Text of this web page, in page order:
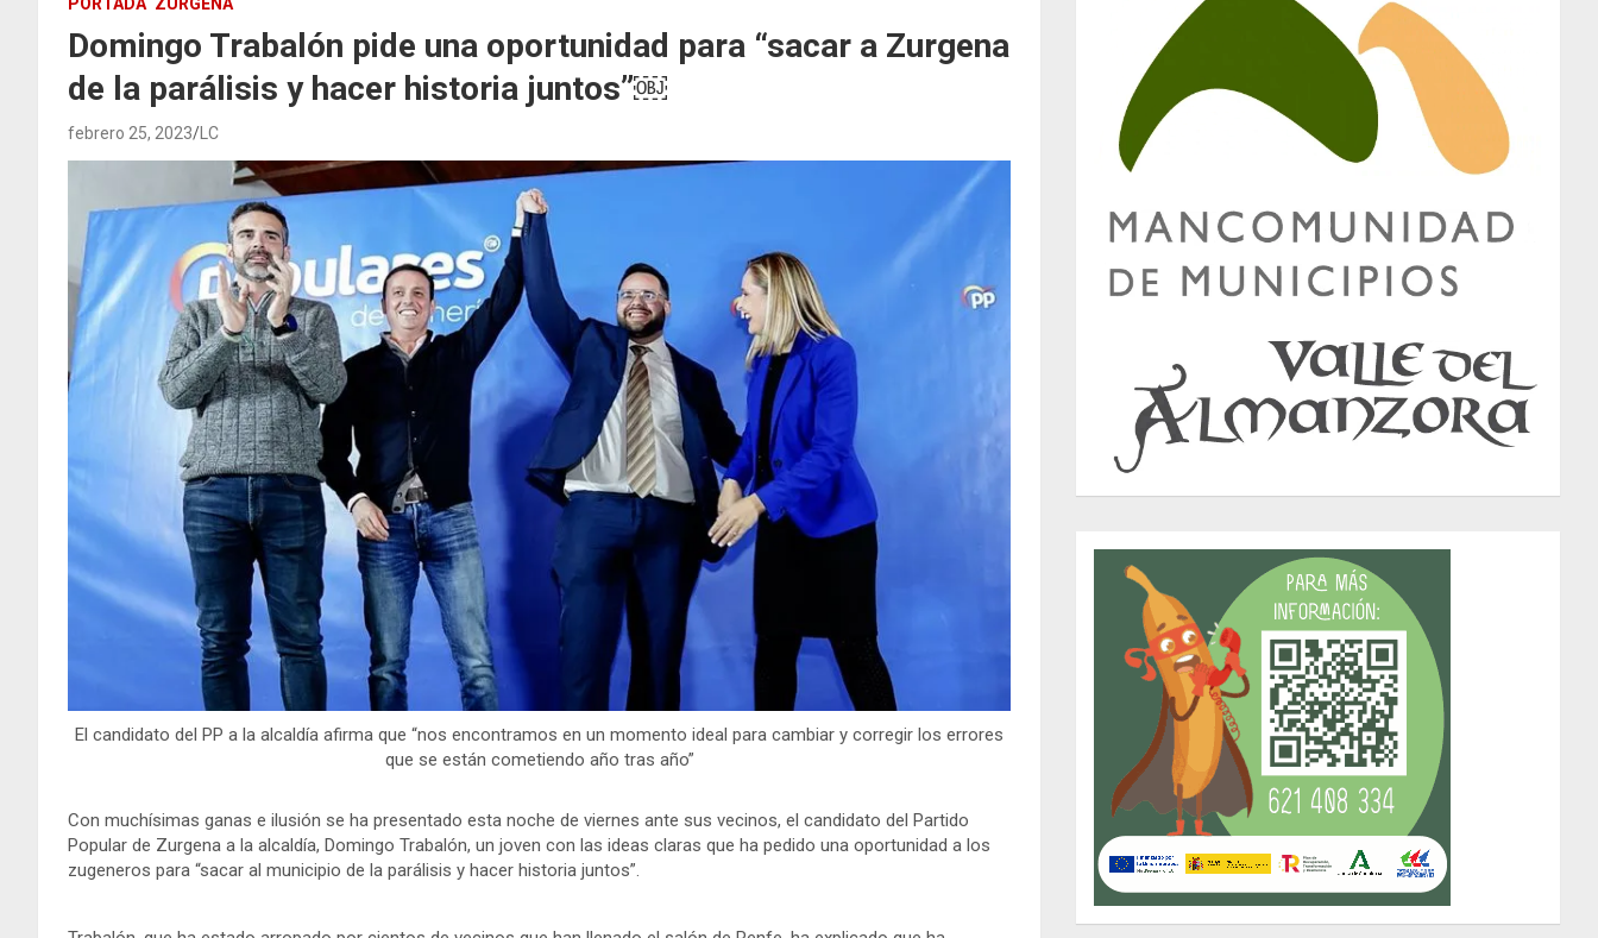
PORTADA ZURGENA
Domingo Trabalón pide una oportunidad para “sacar a Zurgena
de la parálisis y hacer historia juntos”￼
febrero 25, 2023 LC
El candidato del PP a la alcaldía afirma que “nos encontramos en un momento ideal para cambiar y corregir los errores
que se están cometiendo año tras año”
Con muchísimas ganas e ilusión se ha presentado esta noche de viernes ante sus vecinos, el candidato del Partido
Popular de Zurgena a la alcaldía, Domingo Trabalón, un joven con las ideas claras que ha pedido una oportunidad a los
zugeneros para “sacar al municipio de la parálisis y hacer historia juntos”.